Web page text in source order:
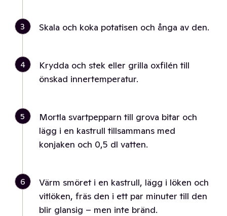
3 Skala och koka potatisen och ånga av den.
4
Krydda och stek eller grilla oxfilén till
önskad innertemperatur.
5
Mortla svartpepparn till grova bitar och
lägg i en kastrull tillsammans med
konjaken och 0,5 dl vatten.
6
Värm smöret i en kastrull, lägg i löken och
vitlöken, fräs den i ett par minuter till den
blir glansig – men inte bränd.